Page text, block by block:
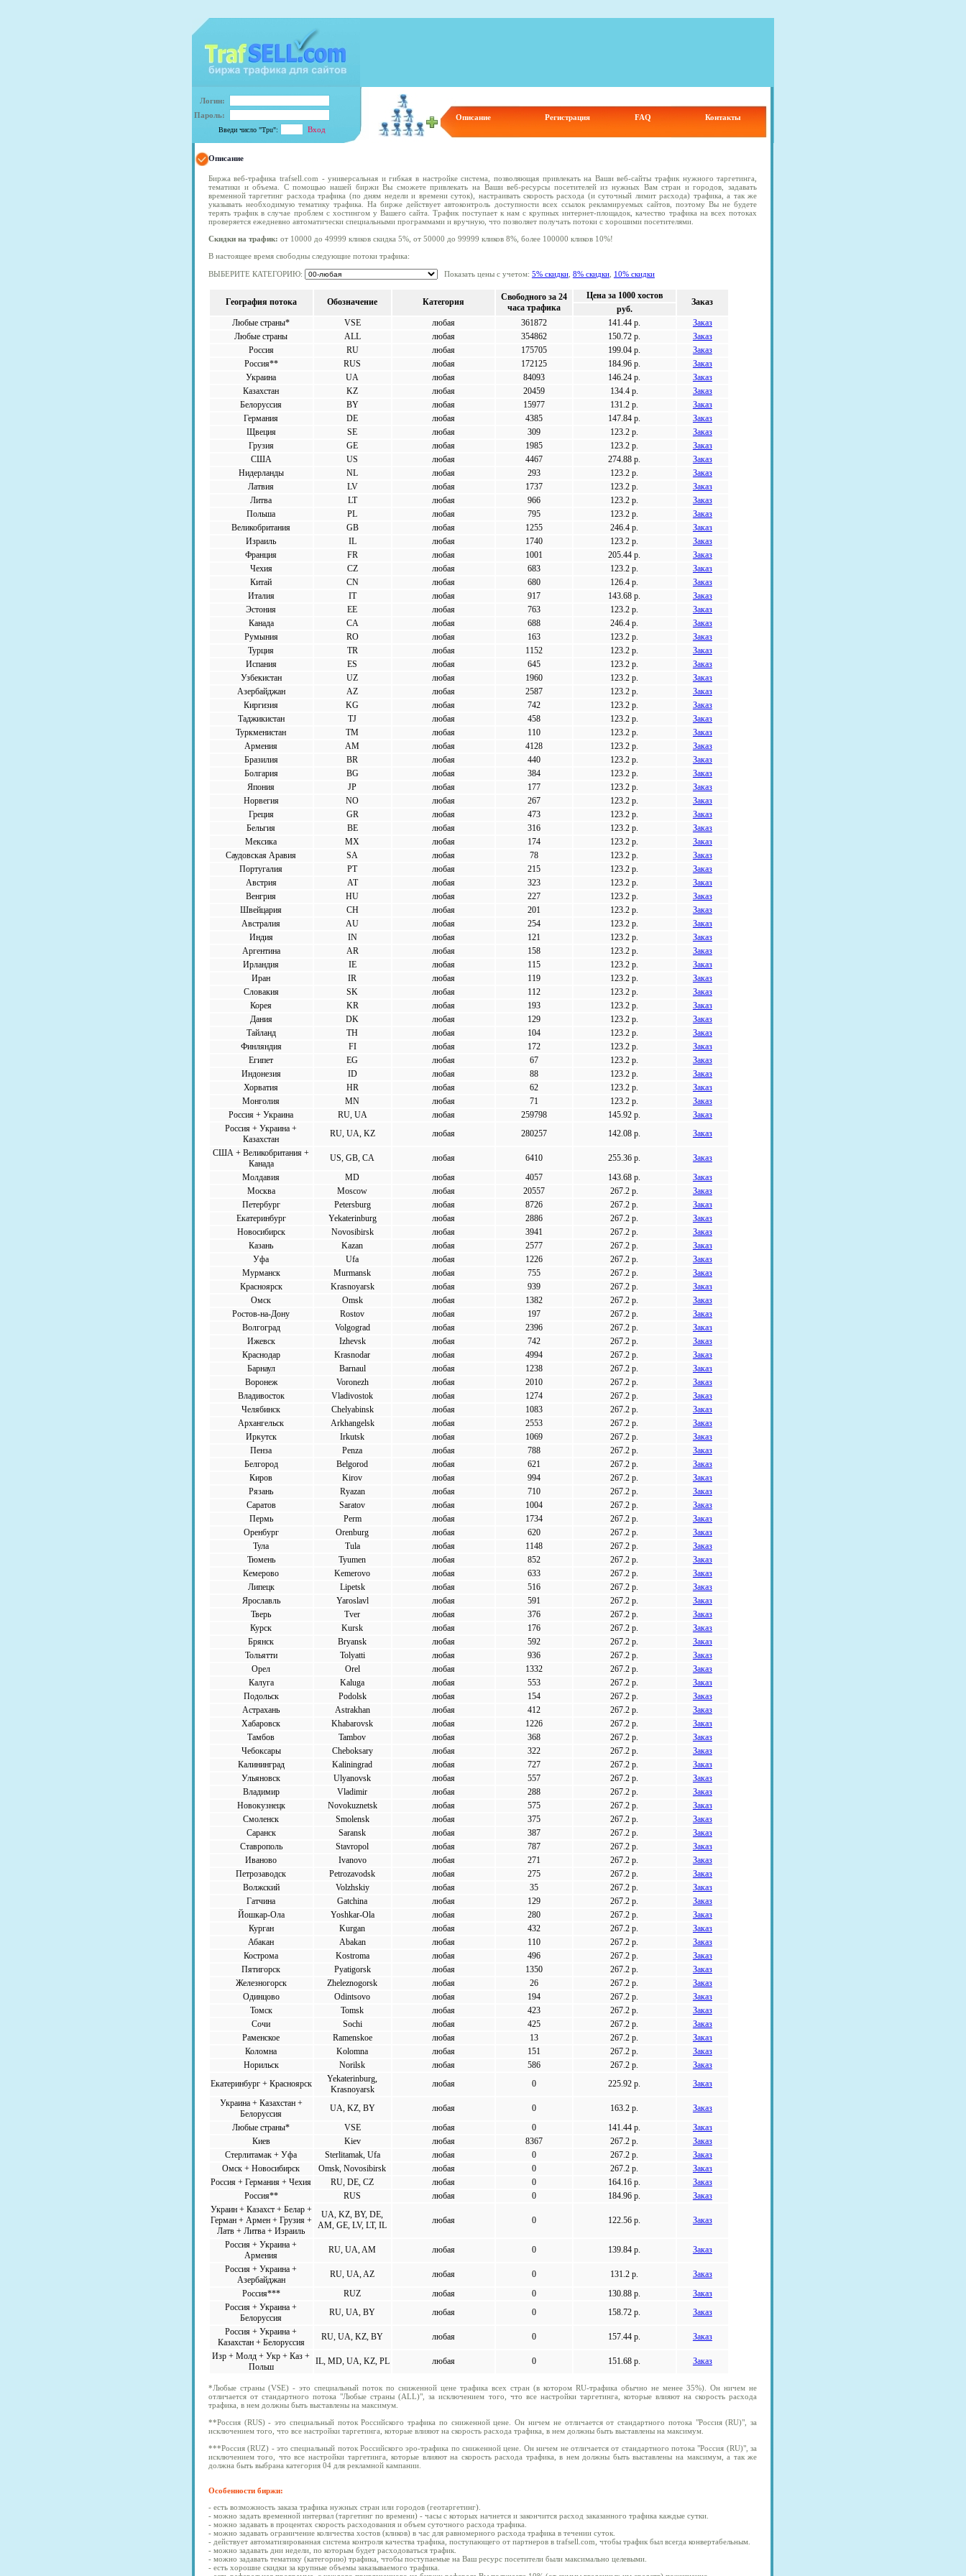
Логин:
Пароль:
Введи число "Tрu":
Описание Регистрация FAQ Контакты
Описание
Биржа веб-трафика trafsell.com - универсальная и гибкая в настройке система, позволяющая привлекать на Ваши веб-сайты трафик нужного таргетинга,
тематики и объема. С помощью нашей биржи Вы сможете привлекать на Ваши веб-ресурсы посетителей из нужных Вам стран и городов, задавать
временной таргетинг расхода трафика (по дням недели и времени суток), настраивать скорость расхода (и суточный лимит расхода) трафика, а так же
указывать необходимую тематику трафика. На бирже действует автоконтроль доступности всех ссылок рекламируемых сайтов, поэтому Вы не будете
терять трафик в случае проблем с хостингом у Вашего сайта. Трафик поступает к нам с крупных интернет-площадок, качество трафика на всех потоках
проверяется ежедневно автоматически специальными программами и вручную, что позволяет получать потоки с хорошими посетителями.
Скидки на трафик: от 10000 до 49999 кликов скидка 5%, от 50000 до 99999 кликов 8%, более 100000 кликов 10%!
В настоящее время свободны следующие потоки трафика:
ВЫБЕРИТЕ КАТЕГОРИЮ: Показать цены с учетом: 5% скидки, 8% скидки, 10% скидки
География потока Обозначение Категория
Свободного за 24
часа трафика
Цена за 1000 хостов
Заказ
руб.
Любые страны*
VSE любая 361872 141.44 р.
Заказ
Любые страны
ALL любая 354862 150.72 р.
Заказ
Россия
RU любая 175705 199.04 р.
Заказ
Россия**
RUS любая 172125 184.96 р.
Заказ
Украина
UA любая 84093 146.24 р.
Заказ
Казахстан
KZ любая 20459 134.4 р.
Заказ
Белоруссия
BY любая 15977 131.2 р.
Заказ
Германия
DE любая 4385 147.84 р.
Заказ
Щвеция
SE любая 309 123.2 р.
Заказ
Грузия
GE любая 1985 123.2 р.
Заказ
США
US любая 4467 274.88 р.
Заказ
Нидерланды
NL любая 293 123.2 р.
Заказ
Латвия
LV любая 1737 123.2 р.
Заказ
Литва
LT любая 966 123.2 р.
Заказ
Польша
PL любая 795 123.2 р.
Заказ
Великобритания
GB любая 1255 246.4 р.
Заказ
Израиль
IL любая 1740 123.2 р.
Заказ
Франция
FR любая 1001 205.44 р.
Заказ
Чехия
CZ любая 683 123.2 р.
Заказ
Китай
CN любая 680 126.4 р.
Заказ
Италия
IT любая 917 143.68 р.
Заказ
Эстония
EE любая 763 123.2 р.
Заказ
Канада
CA любая 688 246.4 р.
Заказ
Румыния
RO любая 163 123.2 р.
Заказ
Турция
TR любая 1152 123.2 р.
Заказ
Испания
ES любая 645 123.2 р.
Заказ
Узбекистан
UZ любая 1960 123.2 р.
Заказ
Азербайджан
AZ любая 2587 123.2 р.
Заказ
Киргизия
KG любая 742 123.2 р.
Заказ
Таджикистан
TJ любая 458 123.2 р.
Заказ
Туркменистан
TM любая 110 123.2 р.
Заказ
Армения
AM любая 4128 123.2 р.
Заказ
Бразилия
BR любая 440 123.2 р.
Заказ
Болгария
BG любая 384 123.2 р.
Заказ
Япония
JP любая 177 123.2 р.
Заказ
Норвегия
NO любая 267 123.2 р.
Заказ
Греция
GR любая 473 123.2 р.
Заказ
Бельгия
BE любая 316 123.2 р.
Заказ
Мексика
MX любая 174 123.2 р.
Заказ
Саудовская Аравия
SA любая 78 123.2 р.
Заказ
Португалия
PT любая 215 123.2 р.
Заказ
Австрия
AT любая 323 123.2 р.
Заказ
Венгрия
HU любая 227 123.2 р.
Заказ
Швейцария
CH любая 201 123.2 р.
Заказ
Австралия
AU любая 254 123.2 р.
Заказ
Индия
IN любая 121 123.2 р.
Заказ
Аргентина
AR любая 158 123.2 р.
Заказ
Ирландия
IE любая 115 123.2 р.
Заказ
Иран
IR любая 119 123.2 р.
Заказ
Словакия
SK любая 112 123.2 р.
Заказ
Корея
KR любая 193 123.2 р.
Заказ
Дания
DK любая 129 123.2 р.
Заказ
Тайланд
TH любая 104 123.2 р.
Заказ
Финляндия
FI любая 172 123.2 р.
Заказ
Египет
EG любая 67 123.2 р.
Заказ
Индонезия
ID любая 88 123.2 р.
Заказ
Хорватия
HR любая 62 123.2 р.
Заказ
Монголия
MN любая 71 123.2 р.
Заказ
Россия + Украина
RU, UA любая 259798 145.92 р.
Заказ
Россия + Украина +
Казахстан
RU, UA, KZ любая 280257 142.08 р.
Заказ
США + Великобритания +
Канада
US, GB, CA любая 6410 255.36 р.
Заказ
Молдавия
MD любая 4057 143.68 р.
Заказ
Москва
Moscow любая 20557 267.2 р.
Заказ
Петербург
Petersburg любая 8726 267.2 р.
Заказ
Екатеринбург
Yekaterinburg любая 2886 267.2 р.
Заказ
Новосибирск
Novosibirsk любая 3941 267.2 р.
Заказ
Казань
Kazan любая 2577 267.2 р.
Заказ
Уфа
Ufa любая 1226 267.2 р.
Заказ
Мурманск
Murmansk любая 755 267.2 р.
Заказ
Красноярск
Krasnoyarsk любая 939 267.2 р.
Заказ
Омск
Omsk любая 1382 267.2 р.
Заказ
Ростов-на-Дону
Rostov любая 197 267.2 р.
Заказ
Волгоград
Volgograd любая 2396 267.2 р.
Заказ
Ижевск
Izhevsk любая 742 267.2 р.
Заказ
Краснодар
Krasnodar любая 4994 267.2 р.
Заказ
Барнаул
Barnaul любая 1238 267.2 р.
Заказ
Воронеж
Voronezh любая 2010 267.2 р.
Заказ
Владивосток
Vladivostok любая 1274 267.2 р.
Заказ
Челябинск
Chelyabinsk любая 1083 267.2 р.
Заказ
Архангельск
Arkhangelsk любая 2553 267.2 р.
Заказ
Иркутск
Irkutsk любая 1069 267.2 р.
Заказ
Пенза
Penza любая 788 267.2 р.
Заказ
Белгород
Belgorod любая 621 267.2 р.
Заказ
Киров
Kirov любая 994 267.2 р.
Заказ
Рязань
Ryazan любая 710 267.2 р.
Заказ
Саратов
Saratov любая 1004 267.2 р.
Заказ
Пермь
Perm любая 1734 267.2 р.
Заказ
Оренбург
Orenburg любая 620 267.2 р.
Заказ
Тула
Tula любая 1148 267.2 р.
Заказ
Тюмень
Tyumen любая 852 267.2 р.
Заказ
Кемерово
Kemerovo любая 633 267.2 р.
Заказ
Липецк
Lipetsk любая 516 267.2 р.
Заказ
Ярославль
Yaroslavl любая 591 267.2 р.
Заказ
Тверь
Tver любая 376 267.2 р.
Заказ
Курск
Kursk любая 176 267.2 р.
Заказ
Брянск
Bryansk любая 592 267.2 р.
Заказ
Тольятти
Tolyatti любая 936 267.2 р.
Заказ
Орел
Orel любая 1332 267.2 р.
Заказ
Калуга
Kaluga любая 553 267.2 р.
Заказ
Подольск
Podolsk любая 154 267.2 р.
Заказ
Астрахань
Astrakhan любая 412 267.2 р.
Заказ
Хабаровск
Khabarovsk любая 1226 267.2 р.
Заказ
Тамбов
Tambov любая 368 267.2 р.
Заказ
Чебоксары
Cheboksary любая 322 267.2 р.
Заказ
Калининград
Kaliningrad любая 727 267.2 р.
Заказ
Ульяновск
Ulyanovsk любая 557 267.2 р.
Заказ
Владимир
Vladimir любая 288 267.2 р.
Заказ
Новокузнецк
Novokuznetsk любая 575 267.2 р.
Заказ
Смоленск
Smolensk любая 375 267.2 р.
Заказ
Саранск
Saransk любая 387 267.2 р.
Заказ
Ставрополь
Stavropol любая 787 267.2 р.
Заказ
Иваново
Ivanovo любая 271 267.2 р.
Заказ
Петрозаводск
Petrozavodsk любая 275 267.2 р.
Заказ
Волжский
Volzhskiy любая 35 267.2 р.
Заказ
Гатчина
Gatchina любая 129 267.2 р.
Заказ
Йошкар-Ола
Yoshkar-Ola любая 280 267.2 р.
Заказ
Курган
Kurgan любая 432 267.2 р.
Заказ
Абакан
Abakan любая 110 267.2 р.
Заказ
Кострома
Kostroma любая 496 267.2 р.
Заказ
Пятигорск
Pyatigorsk любая 1350 267.2 р.
Заказ
Железногорск
Zheleznogorsk любая 26 267.2 р.
Заказ
Одинцово
Odintsovo любая 194 267.2 р.
Заказ
Томск
Tomsk любая 423 267.2 р.
Заказ
Сочи
Sochi любая 425 267.2 р.
Заказ
Раменское
Ramenskoe любая 13 267.2 р.
Заказ
Коломна
Kolomna любая 151 267.2 р.
Заказ
Норильск
Norilsk любая 586 267.2 р.
Заказ
Екатеринбург + Красноярск
Yekaterinburg,
Krasnoyarsk
любая 0 225.92 р.
Заказ
Украина + Казахстан +
Белоруссия
UA, KZ, BY любая 0 163.2 р.
Заказ
Любые страны*
VSE любая 0 141.44 р.
Заказ
Киев
Kiev любая 8367 267.2 р.
Заказ
Стерлитамак + Уфа
Sterlitamak, Ufa любая 0 267.2 р.
Заказ
Омск + Новосибирск
Omsk, Novosibirsk любая 0 267.2 р.
Заказ
Россия + Германия + Чехия
RU, DE, CZ любая 0 164.16 р.
Заказ
Россия**
RUS любая 0 184.96 р.
Заказ
Украин + Казахст + Белар +
Герман + Армен + Грузия +
Латв + Литва + Израиль
UA, KZ, BY, DE,
AM, GE, LV, LT, IL
любая 0 122.56 р. Заказ
Россия + Украина +
Армения
RU, UA, AM любая 0 139.84 р.
Заказ
Россия + Украина +
Азербайджан
RU, UA, AZ любая 0 131.2 р.
Заказ
Россия***
RUZ любая 0 130.88 р.
Заказ
Россия + Украина +
Белоруссия
RU, UA, BY любая 0 158.72 р.
Заказ
Россия + Украина +
Казахстан + Белоруссия
RU, UA, KZ, BY любая 0 157.44 р.
Заказ
Изр + Молд + Укр + Каз +
Польш
IL, MD, UA, KZ, PL любая 0 151.68 р. Заказ
*Любые страны (VSE) - это специальный поток по сниженной цене трафика всех стран (в котором RU-трафика обычно не менее 35%). Он ничем не
отличается от стандартного потока "Любые страны (ALL)", за исключением того, что все настройки таргетинга, которые влияют на скорость расхода
трафика, в нем должны быть выставлены на максимум.
**Россия (RUS) - это специальный поток Российского трафика по сниженной цене. Он ничем не отличается от стандартного потока "Россия (RU)", за
исключением того, что все настройки таргетинга, которые влияют на скорость расхода трафика, в нем должны быть выставлены на максимум.
***Россия (RUZ) - это специальный поток Российского эро-трафика по сниженной цене. Он ничем не отличается от стандартного потока "Россия (RU)", за
исключением того, что все настройки таргетинга, которые влияют на скорость расхода трафика, в нем должны быть выставлены на максимум, а так же
должна быть выбрана категория 04 для рекламной кампании.
Особенности биржи:
- есть возможность заказа трафика нужных стран или городов (геотаргетинг).
- можно задать временной интервал (таргетинг по времени) - часы с которых начнется и закончится расход заказанного трафика каждые сутки.
- можно задавать в процентах скорость расходования и объем суточного расхода трафика.
- можно задавать ограничение количества хостов (кликов) в час для равномерного расхода трафика в течении суток.
- действует автоматизированная система контроля качества трафика, поступающего от партнеров в trafsell.com, чтобы трафик был всегда конвертабельным.
- можно задавать дни недели, по которым будет расходоваться трафик.
- можно задавать тематику (категорию) трафика, чтобы поступаемые на Ваш ресурс посетители были максимально целевыми.
- есть хорошие скидки за крупные объемы заказываемого трафика.